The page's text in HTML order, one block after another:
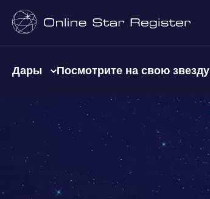
Дары Посмотрите на свою звезду